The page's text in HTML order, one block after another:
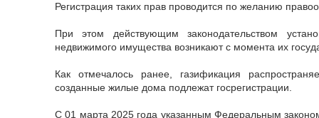
Регистрация таких прав проводится по желанию
При этом действующим законодательством
недвижимого имущества возникают с момента их
Как отмечалось ранее, газификация
созданные жилые дома подлежат госрегистрации.
С 01 марта 2025 года указанным Федеральным